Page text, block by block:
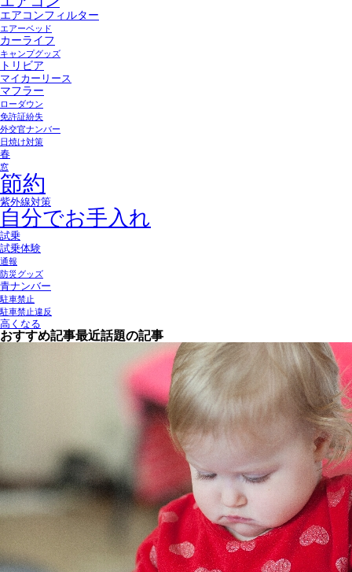
エアコンフィルター
エアーベッド
カーライフ
キャンプグッズ
トリビア
マイカーリース
マフラー
ローダウン
免許証紛失
外交官ナンバー
日焼け対策
春
窓
節約
紫外線対策
自分でお手入れ
試乗
試乗体験
通報
防災グッズ
青ナンバー
駐車禁止
駐車禁止違反
高くなる
おすすめ記事最近話題の記事